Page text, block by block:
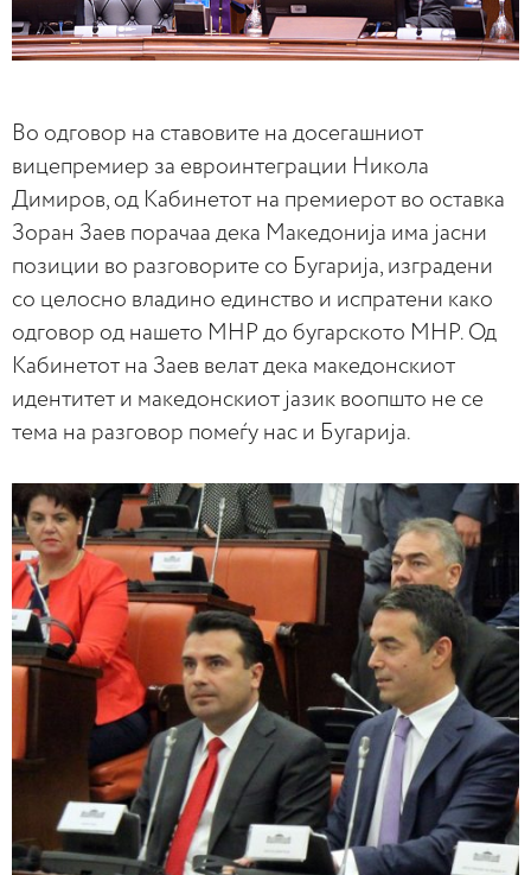
Во одговор на ставовите на досегашниот
вицепремиер за евроинтеграции Никола
Димиров, од Кабинетот на премиерот во оставка
Зоран Заев порачаа дека Македонија има јасни
позиции во разговорите со Бугарија, изградени
со целосно владино единство и испратени како
одговор од нашето МНР до бугарското МНР. Од
Кабинетот на Заев велат дека македонскиот
идентитет и македонскиот јазик воопшто не се
тема на разговор помеѓу нас и Бугарија.